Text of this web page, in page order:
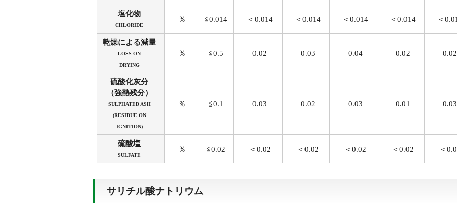
塩化物
CHLORIDE
％ ≦0.014 ＜0.014 ＜0.014 ＜0.014 ＜0.014 ＜
乾燥による減量
LOSS ON
DRYING
％ ≦0.5 0.02 0.03 0.04 0.02 0.02
硫酸化灰分
（強熱残分）
SULPHATED ASH
(RESIDUE ON
IGNITION)
％ ≦0.1 0.03 0.02 0.03 0.01 0.03
硫酸塩
SULFATE
％ ≦0.02 ＜0.02 ＜0.02 ＜0.02 ＜0.02 ＜
サリチル酸ナトリウム